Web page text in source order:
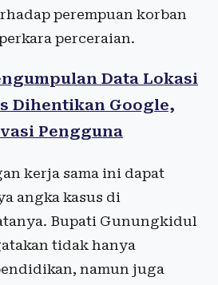
perempuan korban
perceraian.
Data Lokasi
Dihentikan Google,
Pengguna
kerja sama ini dapat
angka kasus di
Bupati Gunungkidul
tidak hanya
namun juga